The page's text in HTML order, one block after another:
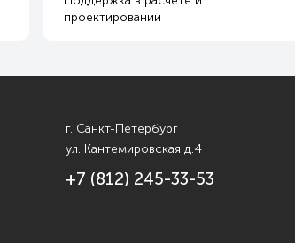
проектировании
г. Санкт-Петербург
ул. Кантемировская д.4
+7 (812) 245-33-53